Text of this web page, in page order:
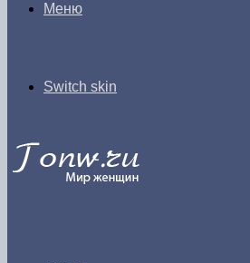
Меню
Switch skin